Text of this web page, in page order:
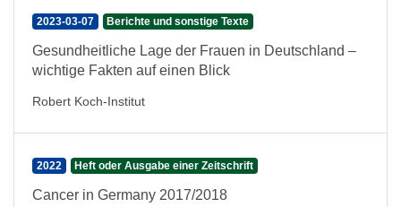
2023-03-07 Berichte und sonstige Texte
Gesundheitliche Lage der Frauen in Deutschland –
wichtige Fakten auf einen Blick
Robert Koch-Institut
2022 Heft oder Ausgabe einer Zeitschrift
Cancer in Germany 2017/2018